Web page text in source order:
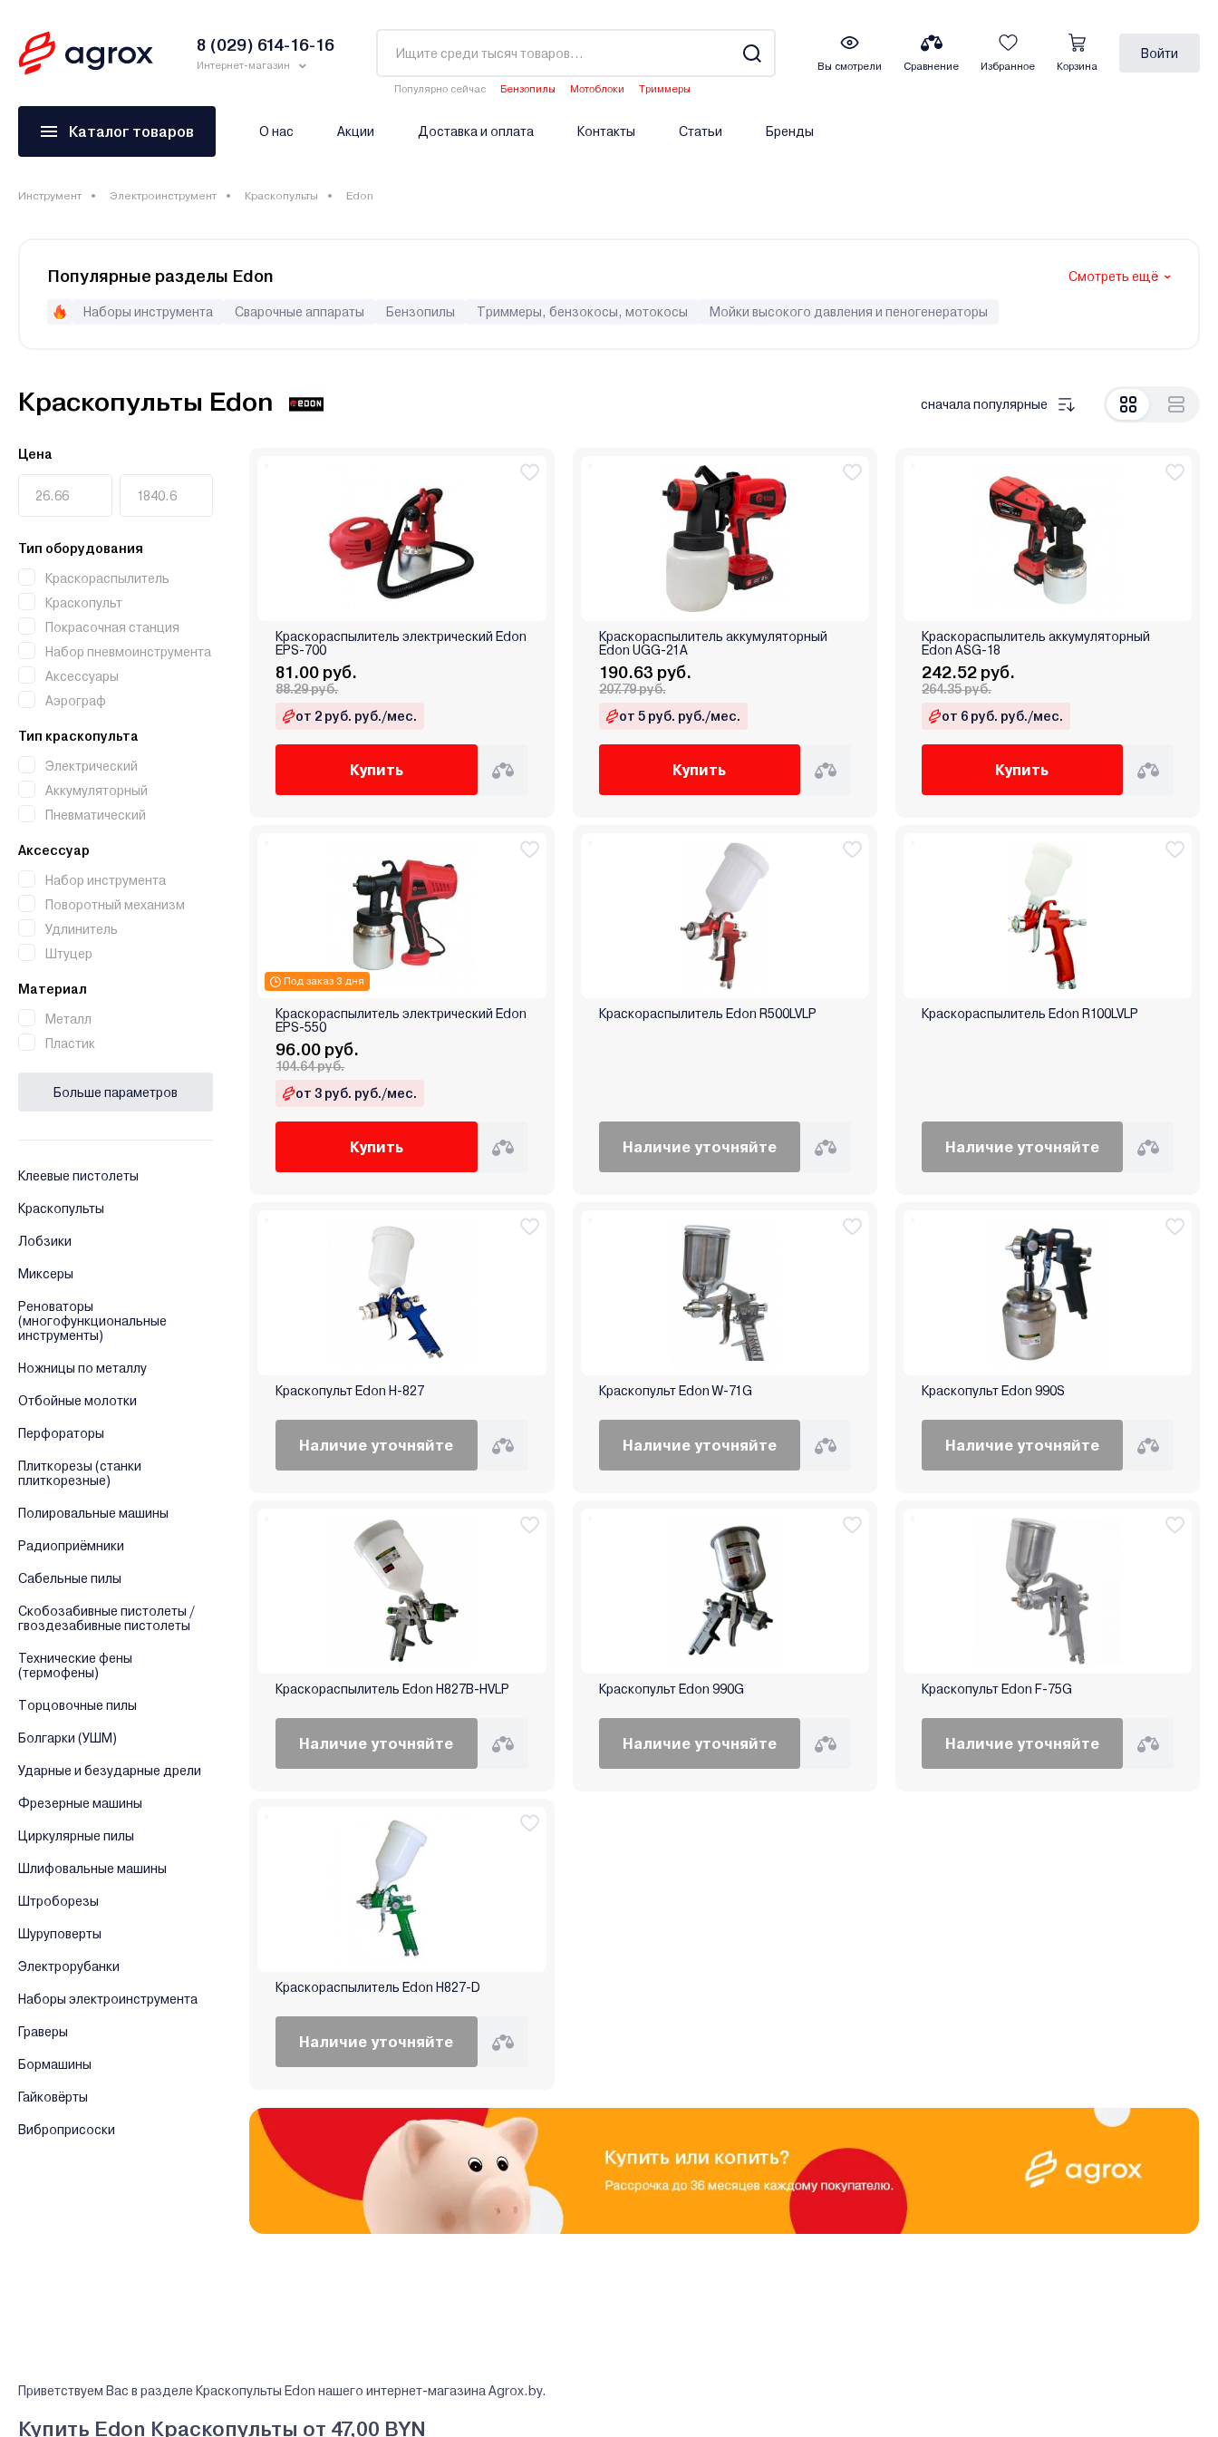
8 (029) 614-16-16
Интернет-магазин
Популярно сейчас Бензопилы Мотоблоки
Триммеры
Вы смотрели Сравнение Избранное Корзина
Войти
Каталог товаров О нас Акции Доставка и оплата Контакты Статьи Бренды
Инструмент Электроинструмент Краскопульты Edon
Популярные разделы Edon Смотреть ещё
Наборы инструмента Сварочные аппараты Бензопилы Триммеры, бензокосы, мотокосы
Мойки высокого давления и пеногенераторы
Краскопульты Edon сначала популярные
Цена
Тип оборудования
Краскораспылитель
Краскопульт
Покрасочная станция
Набор пневмоинструмента
Аксессуары
Аэрограф
Тип краскопульта
Электрический
Аккумуляторный
Пневматический
Аксессуар
Набор инструмента
Поворотный механизм
Удлинитель
Штуцер
Материал
Металл
Пластик
Больше параметров
Клеевые пистолеты
Краскопульты
Лобзики
Миксеры
Реноваторы
(многофункциональные
инструменты)
Ножницы по металлу
Отбойные молотки
Перфораторы
Плиткорезы (станки
плиткорезные)
Полировальные машины
Радиоприёмники
Сабельные пилы
Скобозабивные пистолеты /
гвоздезабивные пистолеты
Технические фены
(термофены)
Торцовочные пилы
Болгарки (УШМ)
Ударные и безударные дрели
Фрезерные машины
Циркулярные пилы
Шлифовальные машины
Штроборезы
Шуруповерты
Электрорубанки
Наборы электроинструмента
Граверы
Бормашины
Гайковёрты
Виброприсоски
Краскораспылитель электрический Edon
EPS-700
81.00 руб.
88.29 руб.
от 2 руб. руб./мес.
Купить
Краскораспылитель аккумуляторный
Edon UGG-21A
190.63 руб.
207.79 руб.
от 5 руб. руб./мес.
Купить
Краскораспылитель аккумуляторный
Edon ASG-18
242.52 руб.
264.35 руб.
от 6 руб. руб./мес.
Купить
Под заказ 3 дня
Краскораспылитель электрический Edon
EPS-550
96.00 руб.
104.64 руб.
от 3 руб. руб./мес.
Купить
Краскораспылитель Edon R500LVLP
Наличие уточняйте
Краскораспылитель Edon R100LVLP
Наличие уточняйте
Краскопульт Edon H-827
Наличие уточняйте
Краскопульт Edon W-71G
Наличие уточняйте
Краскопульт Edon 990S
Наличие уточняйте
Краскораспылитель Edon H827B-HVLP
Наличие уточняйте
Краскопульт Edon 990G
Наличие уточняйте
Краскопульт Edon F-75G
Наличие уточняйте
Краскораспылитель Edon H827-D
Наличие уточняйте
Приветствуем Вас в разделе Краскопульты Edon нашего интернет-магазина Agrox.by.
Купить Edon Краскопульты от 47,00 BYN